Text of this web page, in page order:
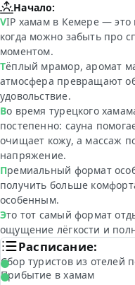
Начало:
VIP хамам в Кемере — это несколько часов полного отдыха,
когда можно забыть про
моментом.
Тёплый мрамор, аромат масел, густая пена и расслабляющая
атмосфера превращают
удовольствие.
Во время турецкого хамама в Кемере тело расслабляется
постепенно: сауна
очищает кожу, а массаж
напряжение.
Премиальный формат особенно выбирают те, кто хочет
получить больше
особенным.
Это тот самый формат отдыха, после которого появляется
ощущение лёгкости и
Расписание:
Сбор туристов из отелей
Прибытие в хамам